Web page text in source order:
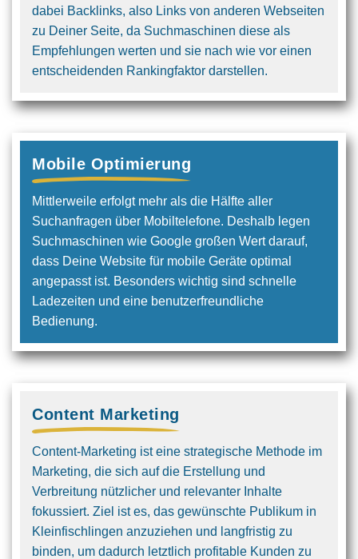
dabei Backlinks, also Links von anderen Webseiten
zu Deiner Seite, da Suchmaschinen diese als
Empfehlungen werten und sie nach wie vor einen
entscheidenden Rankingfaktor darstellen.
Mobile Optimierung
Mittlerweile erfolgt mehr als die Hälfte aller
Suchanfragen über Mobiltelefone. Deshalb legen
Suchmaschinen wie Google großen Wert darauf,
dass Deine Website für mobile Geräte optimal
angepasst ist. Besonders wichtig sind schnelle
Ladezeiten und eine benutzerfreundliche
Bedienung.
Content Marketing
Content-Marketing ist eine strategische Methode im
Marketing, die sich auf die Erstellung und
Verbreitung nützlicher und relevanter Inhalte
fokussiert. Ziel ist es, das gewünschte Publikum in
Kleinfischlingen anzuziehen und langfristig zu
binden, um dadurch letztlich profitable Kunden zu